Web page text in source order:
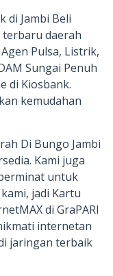
di Jambi Beli
daerah
Pulsa, Listrik,
Sungai Penuh
di Kiosbank.
kemudahan
Di Bungo Jambi
Kami juga
untuk
jadi Kartu
di GraPARI
internetan
jaringan terbaik